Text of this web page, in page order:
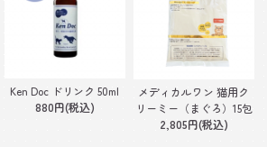
Ken Doc ドリンク 50ml
880円(税込)
メディカルワン 猫用ク
リーミー（まぐろ）15包
2,805円(税込)